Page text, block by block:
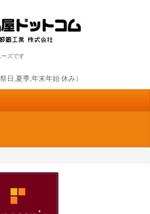
ズです
日,夏季,年末年始 休み）